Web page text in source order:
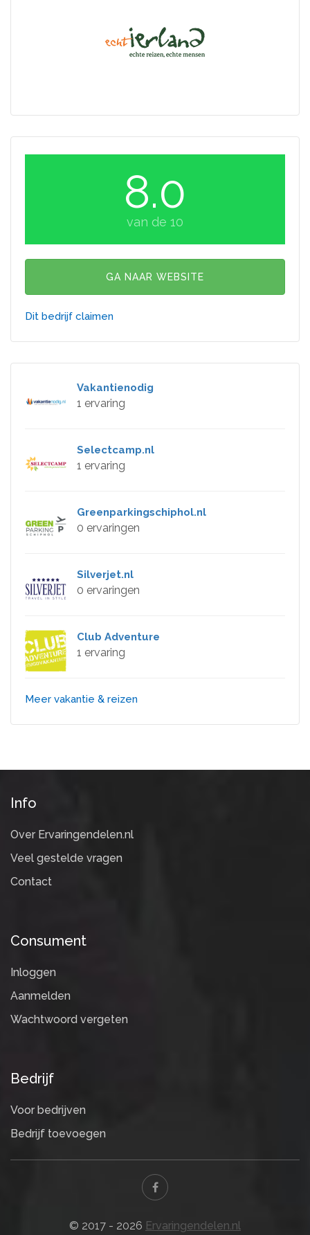
8.0
van de 10
GA NAAR WEBSITE
Dit bedrijf claimen
Vakantienodig
1 ervaring
Selectcamp.nl
1 ervaring
Greenparkingschiphol.nl
0 ervaringen
Silverjet.nl
0 ervaringen
Club Adventure
1 ervaring
Meer vakantie & reizen
Info
Over Ervaringendelen.nl
Veel gestelde vragen
Contact
Consument
Inloggen
Aanmelden
Wachtwoord vergeten
Bedrijf
Voor bedrijven
Bedrijf toevoegen
© 2017 - 2026 Ervaringendelen.nl